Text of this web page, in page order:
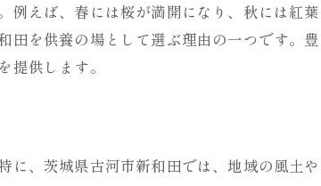
えば、春には桜が満開になり、秋には紅
を供養の場として選ぶ理由の一つです。
供します。
、茨城県古河市新和田では、地域の風土